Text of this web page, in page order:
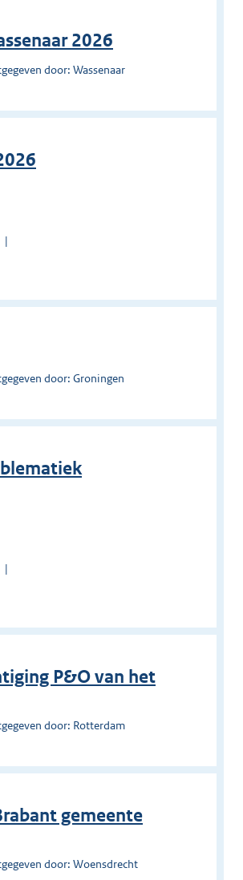
2026
door: Wassenaar
door: Groningen
P&O van het
door: Rotterdam
gemeente
door: Woensdrecht